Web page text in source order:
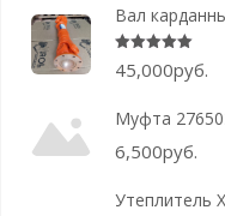
Вал
Оценка5.00 из 5
45,000руб.
Муфта
6,500руб.
Утеплитель